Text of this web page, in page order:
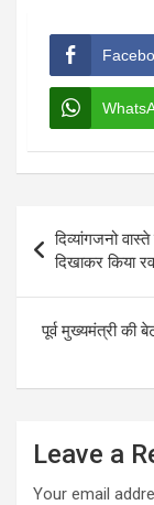
navigation
दिव्यांगजनो
दिखाकर किया
पूर्व मुख्यमंत्री की
Leave a
Your email